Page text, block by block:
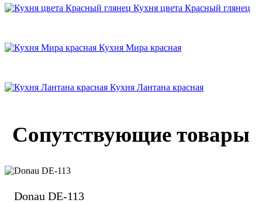
Кухня цвета Красный глянец
Кухня Мира красная
Кухня Лантана красная
Сопутствующие товары
Donau DE-113